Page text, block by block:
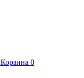
Корзина 0